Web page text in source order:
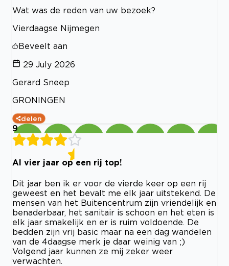
Wat was de reden van uw bezoek?
Vierdaagse Nijmegen
Beveelt aan
29 July 2026
Gerard Sneep
GRONINGEN
delen
9
Al vier jaar op een rij top!
Dit jaar ben ik er voor de vierde keer op een rij
geweest en het bevalt me elk jaar uitstekend. De
mensen van het Buitencentrum zijn vriendelijk en
benaderbaar, het sanitair is schoon en het eten is
elk jaar smakelijk en er is ruim voldoende. De
bedden zijn vrij basic maar na een dag wandelen
van de 4daagse merk je daar weinig van ;)
Volgend jaar kunnen ze mij zeker weer
verwachten.